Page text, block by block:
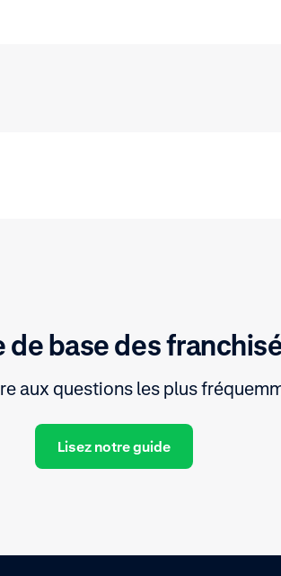
de base des
aux questions les plus
Lisez notre guide